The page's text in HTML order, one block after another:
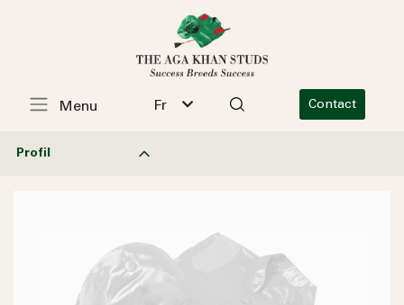
Fr Contact
Menu
Profil